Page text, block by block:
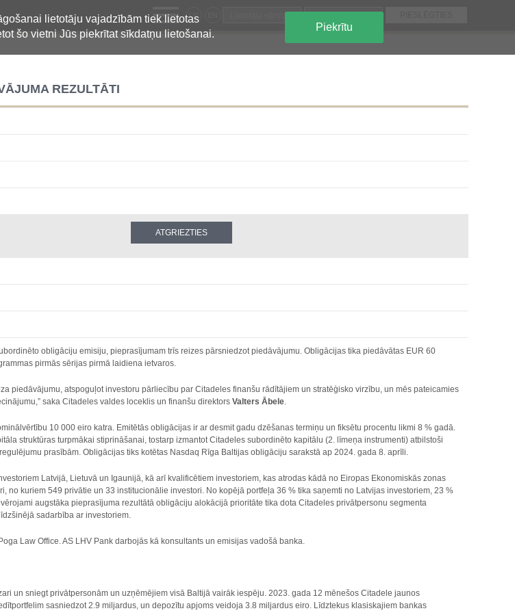
lietotāju vajadzībām tiek lietotas
šo vietni Jūs piekrītat sīkdatņu lietošanai.
Piekrītu
LV
REZULTĀTI
obligāciju emisiju, pieprasījumam trīs reizes pārsniedzot piedāvājumu. Obligācijas tika piedāvātas EUR 60
pirmās sērijas pirmā laidiena ietvaros.
piedāvājumu, atspoguļot investoru pārliecību par Citadeles finanšu rādītājiem un stratēģisko virzību, un mēs pateicamies
saka Citadeles valdes loceklis un finanšu direktorsValters Ābele.
10 000 eiro katra. Emitētās obligācijas ir ar desmit gadu dzēšanas termiņu un fiksētu procentu likmi 8 % gadā.
struktūras turpmākai stiprināšanai, tostarp izmantot Citadeles subordinēto kapitālu (2. līmeņa instrumenti) atbilstoši
prasībām. Obligācijas tiks kotētas Nasdaq Rīga Baltijas obligāciju sarakstā ap 2024. gada 8. aprīli.
Latvijā, Lietuvā un Igaunijā, kā arī kvalificētiem investoriem, kas atrodas kādā no Eiropas Ekonomiskās zonas
no kuriem 549 privātie un 33 institucionālie investori. No kopējā portfeļa 36 % tika saņemti no Latvijas investoriem, 23 %
augstāka pieprasījuma rezultātā obligāciju alokācijā prioritāte tika dota Citadeles privātpersonu segmenta
sadarbība ar investoriem.
Law Office. AS LHV Pank darbojās kā konsultants un emisijas vadošā banka.
un sniegt privātpersonām un uzņēmējiem visā Baltijā vairāk iespēju. 2023. gada 12 mēnešos Citadele jaunos
sasniedzot 2.9 miljardus, un depozītu apjoms veidoja 3.8 miljardus eiro. Līdztekus klasiskajiem bankas